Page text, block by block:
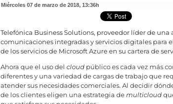
miércoles 07 de marzo de 2018, 13:36h
Telefónica Business Solutions, proveedor líder de
comunicaciones integradas y servicios digitales para
de los servicios de Microsoft Azure en su cartera de
Ahora que el uso del cloudpúblico es cada vez más
diferentes y una variedad de cargas de trabajo que
atender sus necesidades comerciales. Al decidir
de los clientes eligen una estrategia de multicloud